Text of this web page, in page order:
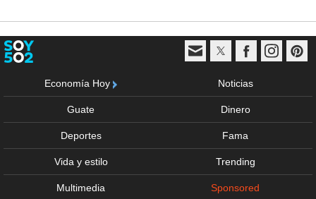
Economía Hoy Noticias
Guate Dinero
Deportes Fama
Vida y estilo Trending
Multimedia Sponsored